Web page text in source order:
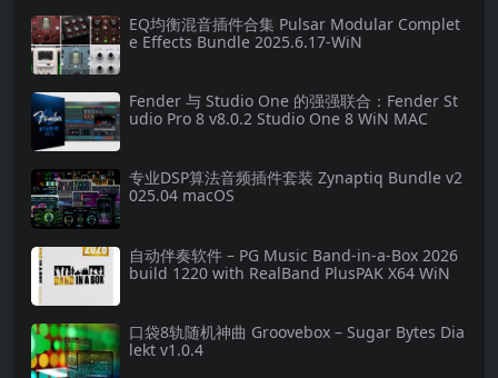
EQ均衡混音插件合集 Pulsar Modular Complet
e Effects Bundle 2025.6.17-WiN
Fender 与 Studio One 的强强联合：Fender St
udio Pro 8 v8.0.2 Studio One 8 WiN MAC
专业DSP算法音频插件套装 Zynaptiq Bundle v2
025.04 macOS
自动伴奏软件 – PG Music Band-in-a-Box 2026
build 1220 with RealBand PlusPAK X64 WiN
口袋8轨随机神曲 Groovebox – Sugar Bytes Dia
lekt v1.0.4